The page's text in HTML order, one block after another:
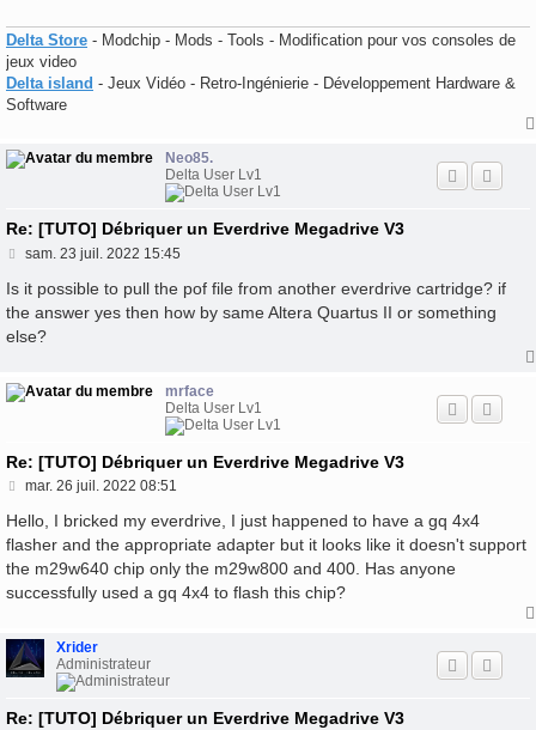
Delta Store - Modchip - Mods - Tools - Modification pour vos consoles de
jeux video
Delta island - Jeux Vidéo - Retro-Ingénierie - Développement Hardware &
Software
Neo85.
Delta User Lv1
Re: [TUTO] Débriquer un Everdrive Megadrive V3
M
s
a
g
sam. 23 juil. 2022 15:45
Is it possible to pull the pof file from another everdrive cartridge? if
the answer yes then how by same Altera Quartus II or something
else?
mrface
Delta User Lv1
Re: [TUTO] Débriquer un Everdrive Megadrive V3
M
s
a
g
mar. 26 juil. 2022 08:51
Hello, I bricked my everdrive, I just happened to have a gq 4x4
flasher and the appropriate adapter but it looks like it doesn't support
the m29w640 chip only the m29w800 and 400. Has anyone
successfully used a gq 4x4 to flash this chip?
Xrider
Administrateur
Re: [TUTO] Débriquer un Everdrive Megadrive V3